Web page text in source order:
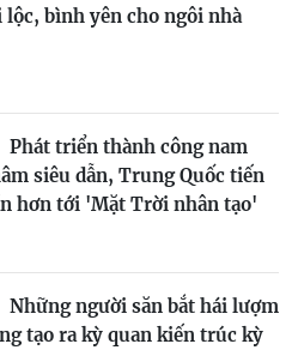
lộc, bình yên cho ngôi nhà
Phát triển thành công nam
siêu dẫn, Trung Quốc tiến
hơn tới 'Mặt Trời nhân tạo'
Những người săn bắt hái lượm
tạo ra kỳ quan kiến trúc kỳ